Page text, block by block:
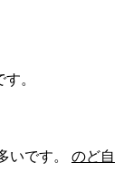
。
いです。 のど自